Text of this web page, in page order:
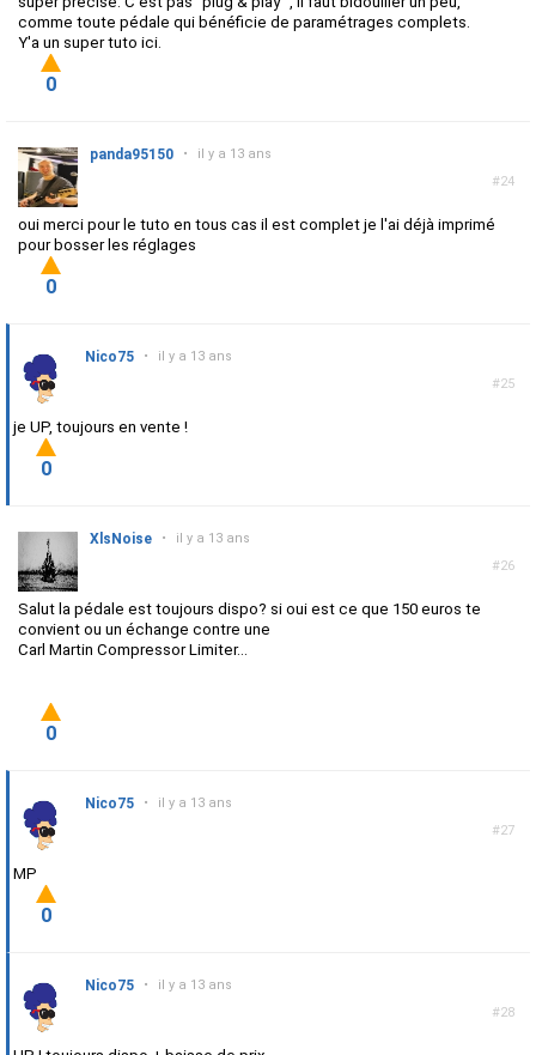
comme toute pédale qui bénéficie de paramétrages complets.
Y'a un super tuto ici.
0
#24
panda95150 • il y a 13 ans
oui merci pour le tuto en tous cas il est complet je l'ai déjà imprimé
pour bosser les réglages
0
#25
Nico75 • il y a 13 ans
je UP, toujours en vente !
0
#26
XlsNoise • il y a 13 ans
Salut la pédale est toujours dispo? si oui est ce que 150 euros te
convient ou un échange contre une
Carl Martin Compressor Limiter...
0
#27
Nico75 • il y a 13 ans
MP
0
#28
Nico75 • il y a 13 ans